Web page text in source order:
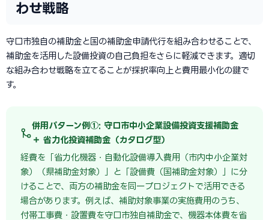
わせ戦略
守口市独自の補助金と国の補助金申請代行を組み合わせることで、
補助金を活用した設備投資の自己負担をさらに軽減できます。適切
な組み合わせ戦略を立てることが採択率向上と費用最小化の鍵で
す。
併用パターン例①: 守口市中小企業設備投資支援補助金
＋ 省力化投資補助金（カタログ型）
経費を「省力化機器・自動化設備導入費用（市内中小企業対
象）（県補助金対象）」と「設備費（国補助金対象）」に分
けることで、両方の補助金を同一プロジェクトで活用できる
場合があります。例えば、補助対象事業の実施費用のうち、
付帯工事費・設置費を守口市独自補助金で、機器本体費を省